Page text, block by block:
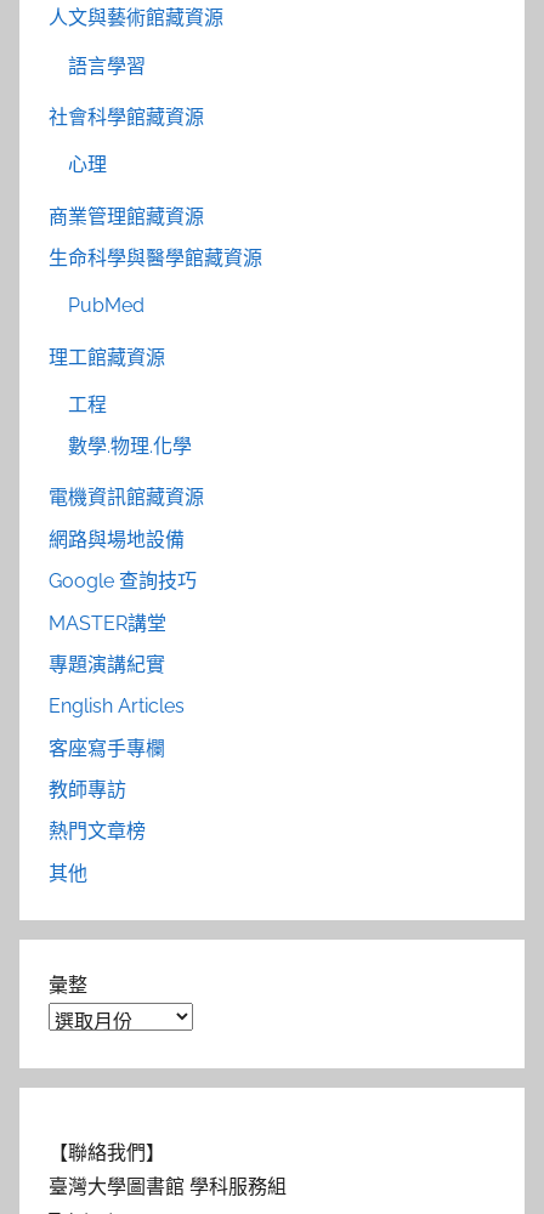
人文與藝術館藏資源
語言學習
社會科學館藏資源
心理
商業管理館藏資源
生命科學與醫學館藏資源
PubMed
理工館藏資源
工程
數學.物理.化學
電機資訊館藏資源
網路與場地設備
Google 查詢技巧
MASTER講堂
專題演講紀實
English Articles
客座寫手專欄
教師專訪
熱門文章榜
其他
彙整
【聯絡我們】
臺灣大學圖書館 學科服務組